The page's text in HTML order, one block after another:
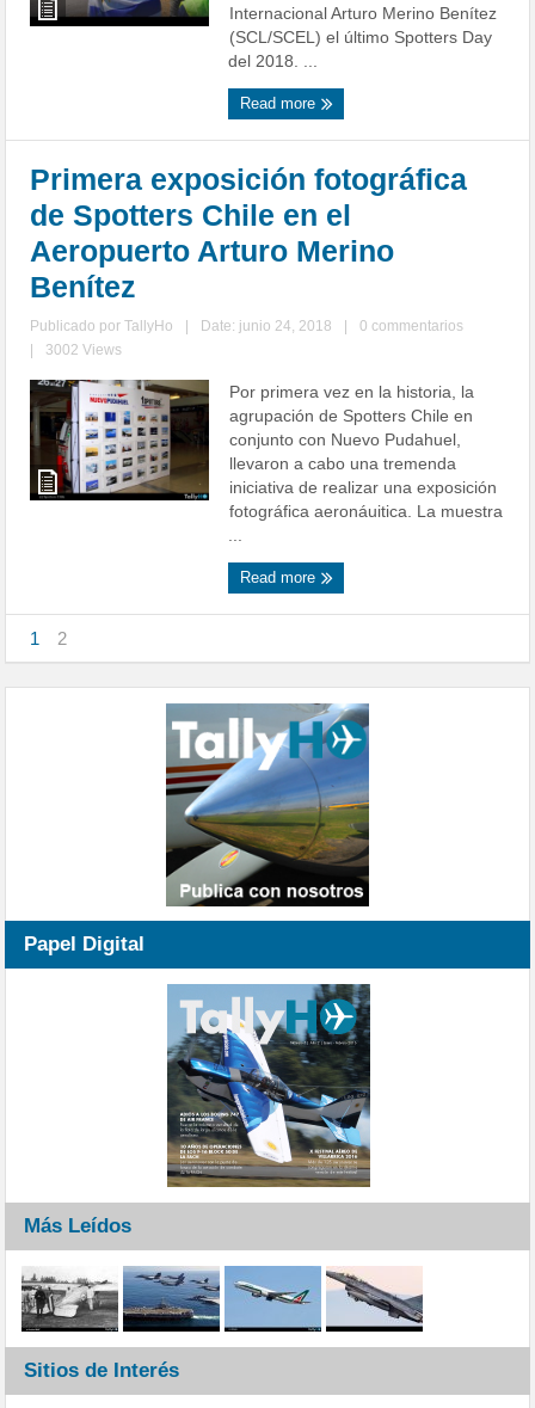
Internacional Arturo Merino Benítez
(SCL/SCEL) el último Spotters Day
del 2018. ...
Read more
Primera exposición fotográfica
de Spotters Chile en el
Aeropuerto Arturo Merino
Benítez
Publicado porTallyHo Date: junio 24, 2018
0 commentarios
3002 Views
Por primera vez en la historia, la
agrupación de Spotters Chile en
conjunto con Nuevo Pudahuel,
llevaron a cabo una tremenda
iniciativa de realizar una exposición
fotográfica aeronáuitica. La muestra
...
Read more
1 2
Papel Digital
Más Leídos
Sitios de Interés